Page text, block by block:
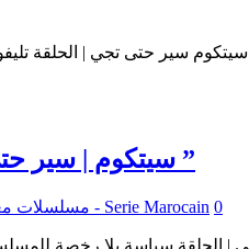
سيتكوم | سير حتى تجي 2 : عنوان الحلقة : ” سياسة بلا رخصة ”
مسلسلات مغربية - Serie Marocain 0